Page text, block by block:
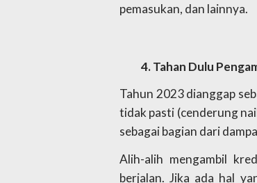
pemasukan, dan lainnya.
Tahan Dulu
Tahun 2023 dianggap
tidak pasti (cenderung
sebagai bagian dari
Alih-alih mengambil
berjalan. Jika ada hal